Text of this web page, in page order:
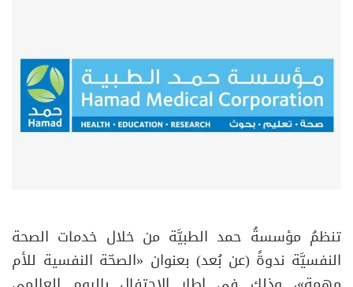
تنظمُ مؤسسةُ حمد الطبيَّة من خلال خدمات الصحة
النفسيَّة ندوةً (عن بُعد) بعنوان «الصحّة النفسية للأم